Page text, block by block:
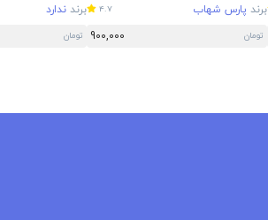
برند پارس شهاب 4.7
تومان 900,000
برند ندارد
تومان